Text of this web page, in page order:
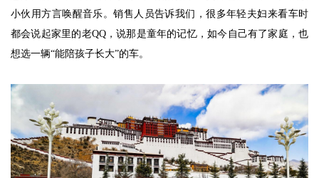
小伙用方言唤醒音乐。销售人员告诉我们，很多年轻夫妇来看车时
都会说起家里的老QQ，说那是童年的记忆，如今自己有了家庭，也
想选一辆“能陪孩子长大”的车。